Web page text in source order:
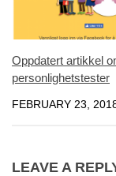
Oppdatert artikkel
personlighetstester
FEBRUARY 23,
LEAVE A